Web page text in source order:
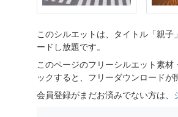
このシルエットは、タイトル「親
ードし放題です。
このページのフリーシルエット素
ックすると、フリーダウンロードが
会員登録がまだお済みでない方は、